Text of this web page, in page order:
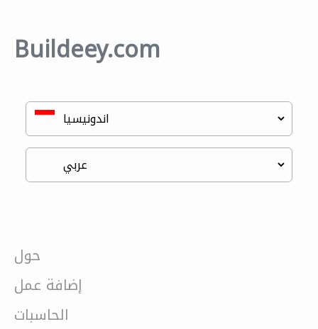
Buildeey.com
حول
إضافة عمل
الحاسبات